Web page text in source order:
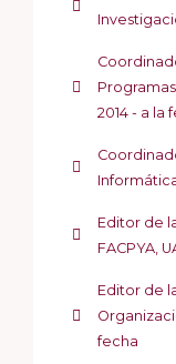
Programas
2014 - a la
Editor de
FACPYA,
Editor de
fecha